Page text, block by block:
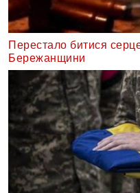
Перестало битися
Бережанщини